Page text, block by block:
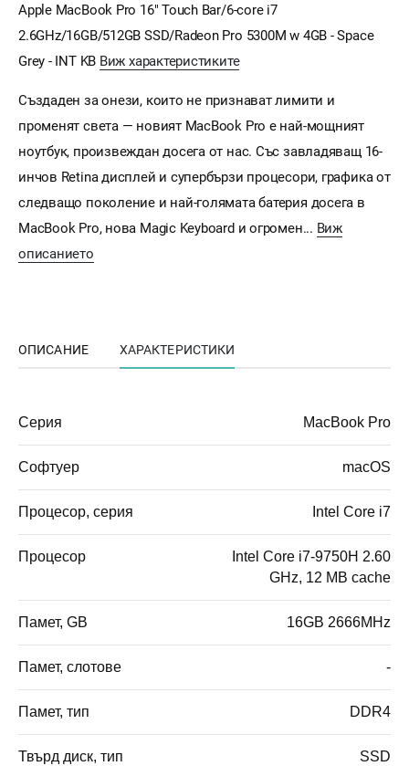
Apple MacBook Pro 16" Touch Bar/6-core i7
2.6GHz/16GB/512GB SSD/Radeon Pro 5300M w 4GB - Space
Grey - INT KB Виж характеристиките
Създаден за онези, които не признават лимити и
променят света — новият MacBook Pro е най-мощният
ноутбук, произвеждан досега от нас. Със завладяващ 16-
инчов Retina дисплей и супербързи процесори, графика от
следващо поколение и най-голямата батерия досега в
MacBook Pro, нова Magic Keyboard и огромен... Виж
описанието
ОПИСАНИЕ ХАРАКТЕРИСТИКИ
Серия MacBook Pro
Софтуер macOS
Процесор, серия Intel Core i7
Процесор
Intel Core i7-9750H 2.60
GHz, 12 MB cache
Памет, GB 16GB 2666MHz
Памет, слотове -
Памет, тип DDR4
Твърд диск, тип SSD